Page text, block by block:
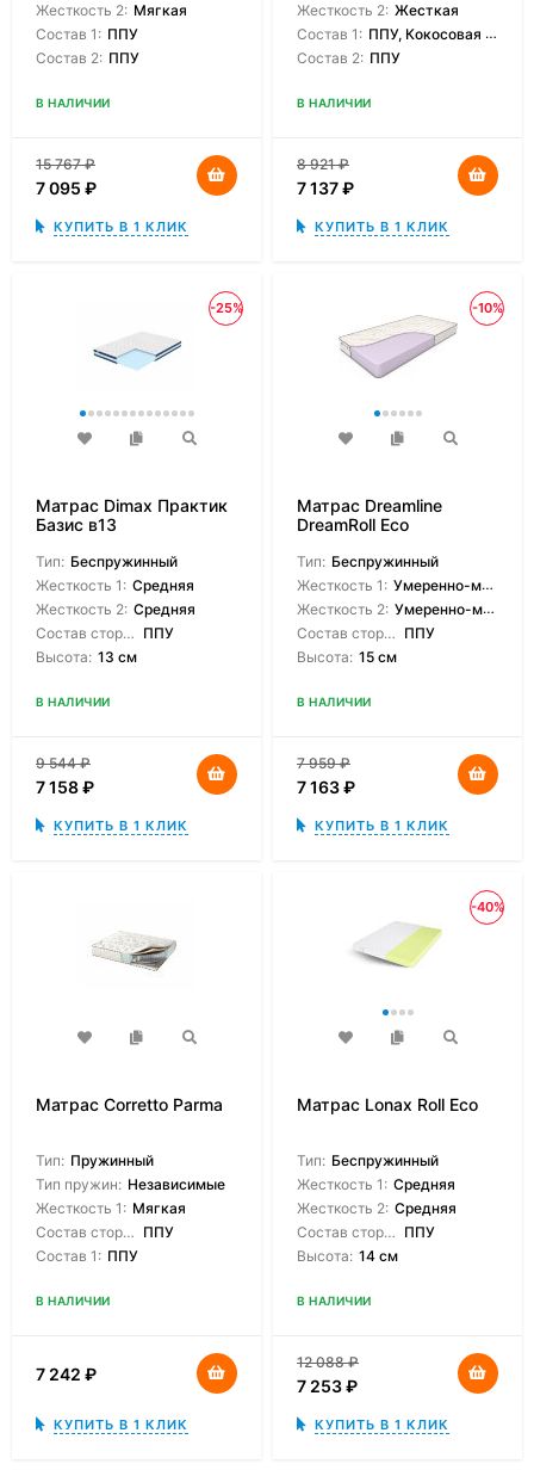
Жесткость 2: Мягкая
Состав 1: ППУ
Состав 2: ППУ
В НАЛИЧИИ
15 767₽
7 095 ₽
КУПИТЬ В 1 КЛИК
Жесткость 2: Жесткая
Состав 1: ППУ, Кокосовая койра
Состав 2: ППУ
В НАЛИЧИИ
8 921₽
7 137₽
КУПИТЬ В 1 КЛИК
-25%
Матрас Dimax Практик
Базис в13
Тип: Беспружинный
Жесткость 1: Средняя
Жесткость 2: Средняя
Состав сторон: ППУ
Высота: 13 см
В НАЛИЧИИ
9 544₽
7 158₽
КУПИТЬ В 1 КЛИК
-10%
Матрас Dreamline
DreamRoll Eco
Тип: Беспружинный
Жесткость 1: Умеренно-мягкая
Жесткость 2: Умеренно-мягкая
Состав сторон: ППУ
Высота: 15 см
В НАЛИЧИИ
7 959₽
7 163₽
КУПИТЬ В 1 КЛИК
Матрас Corretto Parma
Тип: Пружинный
Тип пружин: Независимые
Жесткость 1: Мягкая
Состав сторон: ППУ
Состав 1: ППУ
В НАЛИЧИИ
7 242 ₽
КУПИТЬ В 1 КЛИК
-40%
Матрас Lonax Roll Eco
Тип: Беспружинный
Жесткость 1: Средняя
Жесткость 2: Средняя
Состав сторон: ППУ
Высота: 14 см
В НАЛИЧИИ
12 088₽
7 253₽
КУПИТЬ В 1 КЛИК